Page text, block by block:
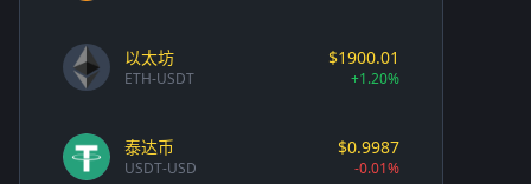
以太坊
ETH-USDT
$1900.01
+1.20%
泰达币
USDT-USD
$0.9987
-0.01%